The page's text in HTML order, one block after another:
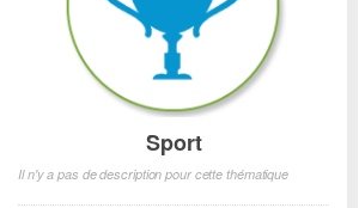
Sport
Il n'y a pas de description pour cette thématique